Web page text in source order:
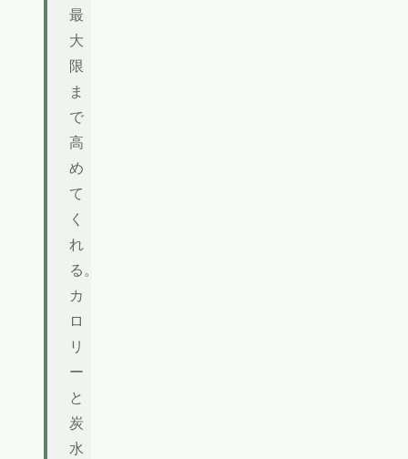
最
大
限
ま
で
高
め
て
く
れ
る。
カ
ロ
リ
ー
と
炭
水